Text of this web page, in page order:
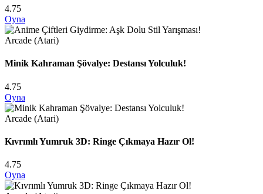
4.75
Oyna
Arcade (Atari)
Minik Kahraman Şövalye: Destansı Yolculuk!
4.75
Oyna
Arcade (Atari)
Kıvrımlı Yumruk 3D: Ringe Çıkmaya Hazır Ol!
4.75
Oyna